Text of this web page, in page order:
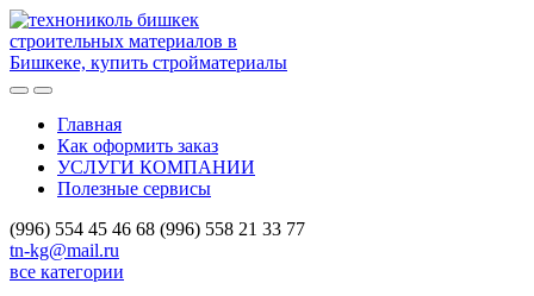
Skip
to
navigation
Skip
to
content
Главная
Как оформить заказ
УСЛУГИ КОМПАНИИ
Полезные сервисы
(996) 554 45 46 68 (996) 558 21 33 77
tn-kg@mail.ru
все категории